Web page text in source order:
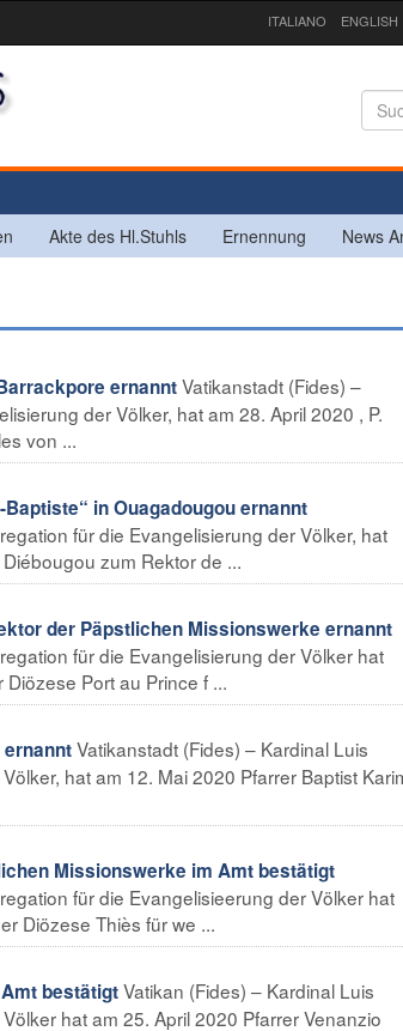
ITALIANO ENGLISH
Akte des Hl.Stuhls Ernennung News
ernanntVatikanstadt (Fides) –
der Völker, hat am 28. April 2020 , P.
von ...
in Ouagadougou ernannt
für die Evangelisierung der Völker, hat
zum Rektor de ...
der Päpstlichen Missionswerke ernannt
für die Evangelisierung der Völker hat
Port au Prince f ...
ernanntVatikanstadt (Fides) – Kardinal Luis
hat am 12. Mai 2020 Pfarrer Baptist
Missionswerke im Amt bestätigt
für die Evangelisieerung der Völker hat
Diözese Thiès für we ...
bestätigtVatikan (Fides) – Kardinal Luis
hat am 25. April 2020 Pfarrer Venanzio